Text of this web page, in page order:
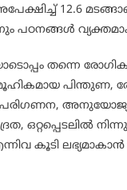
12.6
പഠനങ്ങള്‍
തന്നെ
പിന്തുണ,
ഒറ്റപ്പെടലില്‍
കൂടി